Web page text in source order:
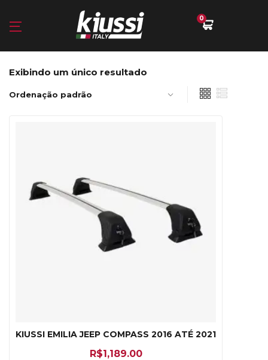
0
Exibindo um único resultado
KIUSSI EMILIA JEEP COMPASS 2016 ATÉ 2021
R$1,189.00